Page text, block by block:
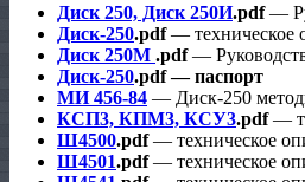
Диск 250, Диск 250И.pdf—
Диск-250.pdf— техническое
Диск 250М .pdf—
Диск-250.pdf — паспорт
МИ 456-84 — Диск-250
КСП3, КПМ3, КСУ3.pdf—
Ш4500.pdf— техническое
Ш4501.pdf— техническое